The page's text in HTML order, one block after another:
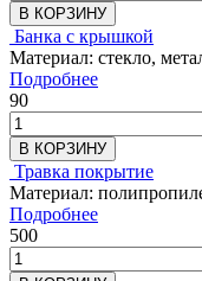
В КОРЗИНУ
Банка с крышкой
Материал: стекло,
Подробнее
90
В КОРЗИНУ
Травка покрытие
Материал:
Подробнее
500